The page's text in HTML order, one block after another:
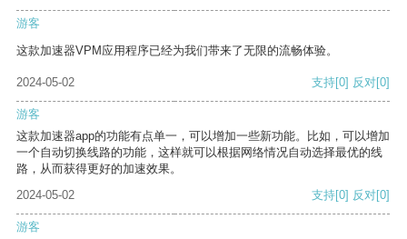
游客
这款加速器VPM应用程序已经为我们带来了无限的流畅体验。
2024-05-02 支持[0] 反对[0]
游客
这款加速器app的功能有点单一，可以增加一些新功能。比如，可以增加
一个自动切换线路的功能，这样就可以根据网络情况自动选择最优的线
路，从而获得更好的加速效果。
2024-05-02
支持[0] 反对[0]
游客